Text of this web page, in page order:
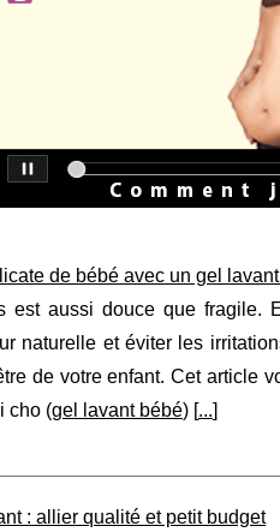
de bébé avec un gel lavant
est aussi douce que fragile.
naturelle et éviter les
de votre enfant. Cet article
cho (gel lavant bébé) [...]
: allier qualité et petit budget